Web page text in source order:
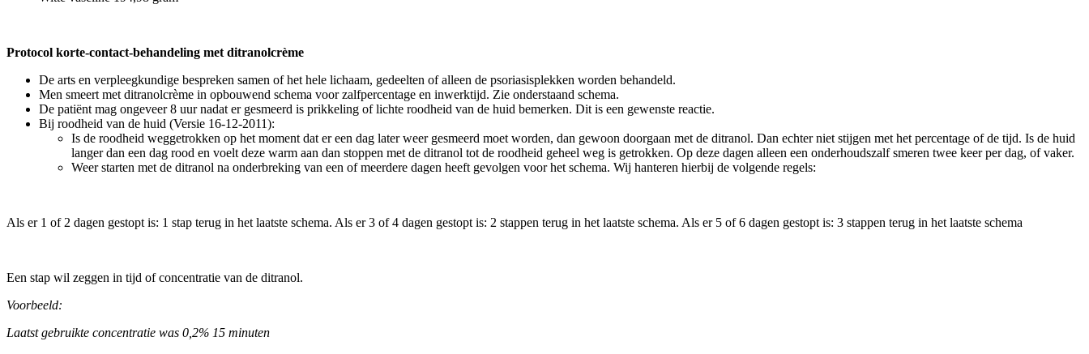
Protocol korte-contact-behandeling met ditranolcrème
De arts en verpleegkundige bespreken samen of het hele lichaam, gedeelten of alleen de psoriasisplekken worden behandeld.
Men smeert met ditranolcrème in opbouwend schema voor zalfpercentage en inwerktijd. Zie onderstaand schema.
De patiënt mag ongeveer 8 uur nadat er gesmeerd is prikkeling of lichte roodheid van de huid bemerken. Dit is een gewenste reactie.
Bij roodheid van de huid (Versie 16-12-2011):
Is de roodheid weggetrokken op het moment dat er een dag later weer gesmeerd moet worden, dan gewoon doorgaan met de ditranol. Dan echter niet stijgen met het percentage of de tijd. Is de huid
langer dan een dag rood en voelt deze warm aan dan stoppen met de ditranol tot de roodheid geheel weg is getrokken. Op deze dagen alleen een onderhoudszalf smeren twee keer per dag, of vaker.
Weer starten met de ditranol na onderbreking van een of meerdere dagen heeft gevolgen voor het schema. Wij hanteren hierbij de volgende regels:
Als er 1 of 2 dagen gestopt is: 1 stap terug in het laatste schema. Als er 3 of 4 dagen gestopt is: 2 stappen terug in het laatste schema. Als er 5 of 6 dagen gestopt is: 3 stappen terug in het laatste schema
Een stap wil zeggen in tijd of concentratie van de ditranol.
Voorbeeld:
Laatst gebruikte concentratie was 0,2% 15 minuten